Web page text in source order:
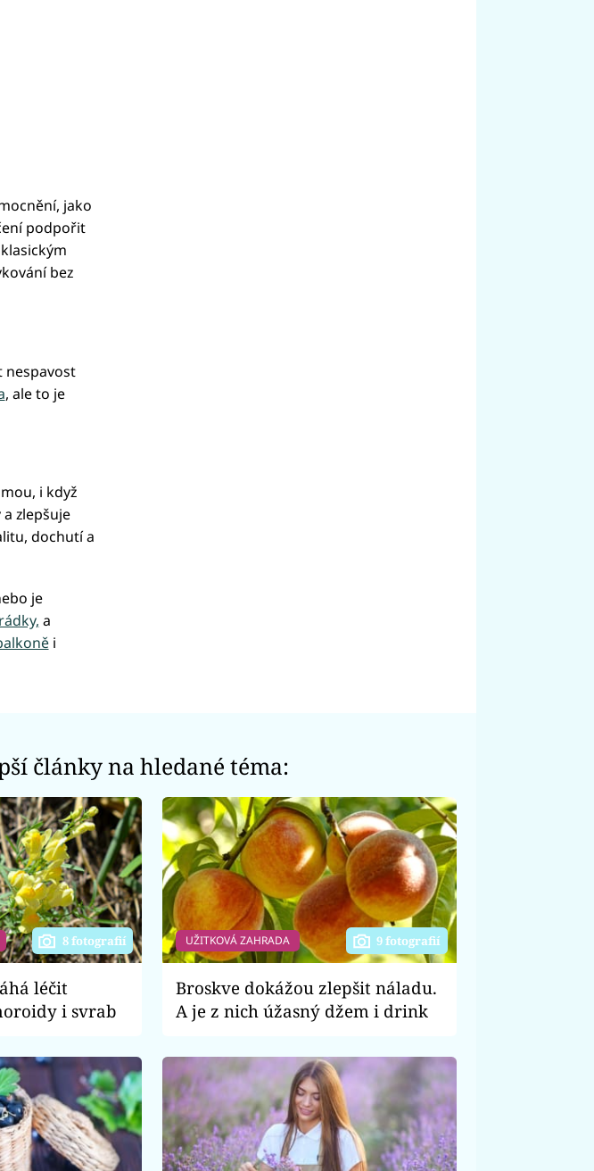
jako
podpořit
bez
nespavost
, ale to je
i když
zlepšuje
dochutí a
je
a
i
články na hledané téma:
8 fotografií
léčit
i svrab
UŽITKOVÁ ZAHRADA 9 fotografií
Broskve dokážou zlepšit náladu.
A je z nich úžasný džem i drink